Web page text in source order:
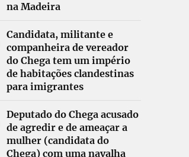
na Madeira
Candidata, militante e
companheira de vereador
do Chega tem um império
de habitações clandestinas
para imigrantes
Deputado do Chega acusado
de agredir e de ameaçar a
mulher (candidata do
Chega) com uma navalha